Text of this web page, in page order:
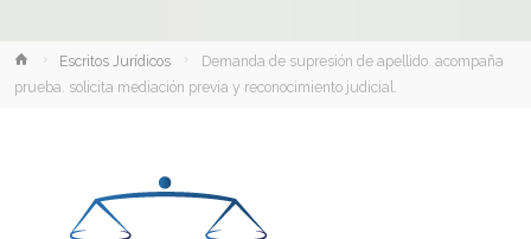
InicioEscritos Jurídicos
Demanda de supresión de apellido. acompaña
prueba. solicita mediación previa y reconocimiento judicial.